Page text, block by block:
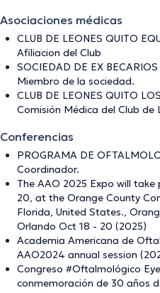
Asociaciones médicas
CLUB DE LEONES QUITO
Afiliacion del Club
SOCIEDAD DE EX
Miembro de la sociedad.
CLUB DE LEONES QUITO
Comisión Médica del Club de
Conferencias
PROGRAMA DE
Coordinador.
The AAO 2025 Expo will
20, at the Orange County
Florida, United States.,
Orlando Oct 18 - 20 (2025)
Academia Americana de
AAO2024 annual session
Congreso #Oftalmológico
conmemoración de 30 años